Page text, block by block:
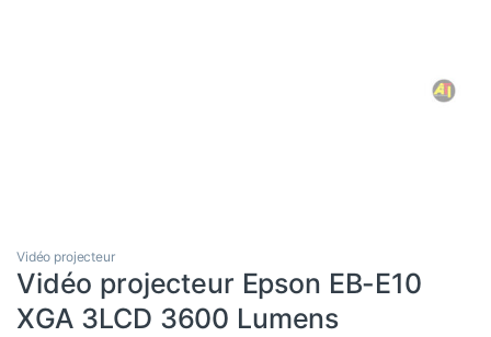
Vidéo projecteur
Vidéo projecteur Epson EB-E10
XGA 3LCD 3600 Lumens